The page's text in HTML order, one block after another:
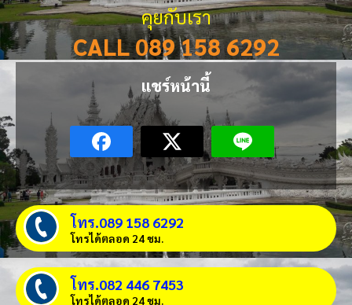
คุยกับเรา
CALL 089 158 6292
แชร์หน้านี้
โทร.089 158 6292
โทรได้ตลอด 24 ชม.
โทร.082 446 7453
โทรได้ตลอด 24 ชม.